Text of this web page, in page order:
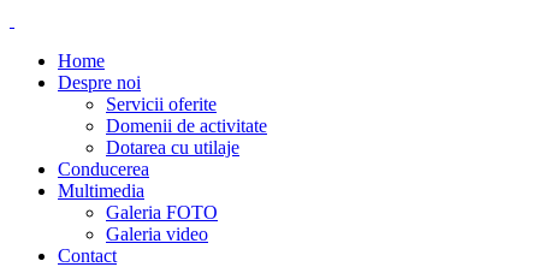
Home
Despre noi
Servicii oferite
Domenii de activitate
Dotarea cu utilaje
Conducerea
Multimedia
Galeria FOTO
Galeria video
Contact